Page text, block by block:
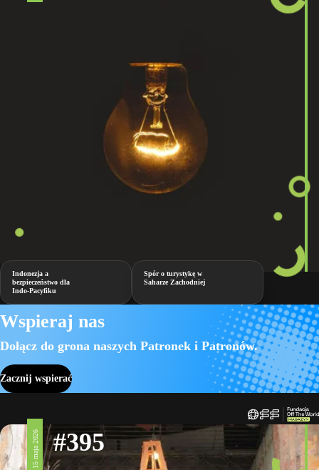
Indonezja a
bezpieczeństwo dla
Indo-Pacyfiku
Spór o turystykę w
Saharze Zachodniej
Wspieraj nas
Dołącz do grona naszych Patronek i Patronów.
Zacznij wspierać
15 maja 2026 #395